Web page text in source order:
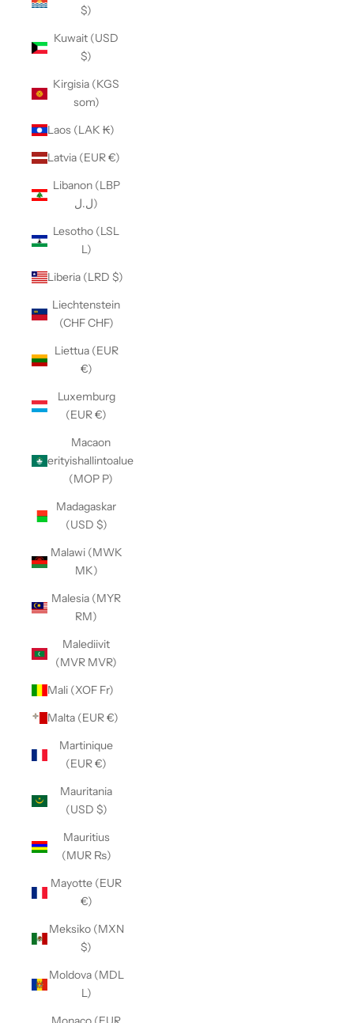
$)
Kuwait (USD
$)
Kirgisia (KGS
som)
Laos (LAK ₭)
Latvia (EUR €)
Libanon (LBP
ل.ل)
Lesotho (LSL
L)
Liberia (LRD $)
Liechtenstein
(CHF CHF)
Liettua (EUR
€)
Luxemburg
(EUR €)
Macaon
erityishallintoalue
(MOP P)
Madagaskar
(USD $)
Malawi (MWK
MK)
Malesia (MYR
RM)
Malediivit
(MVR MVR)
Mali (XOF Fr)
Malta (EUR €)
Martinique
(EUR €)
Mauritania
(USD $)
Mauritius
(MUR ₨)
Mayotte (EUR
€)
Meksiko (MXN
$)
Moldova (MDL
L)